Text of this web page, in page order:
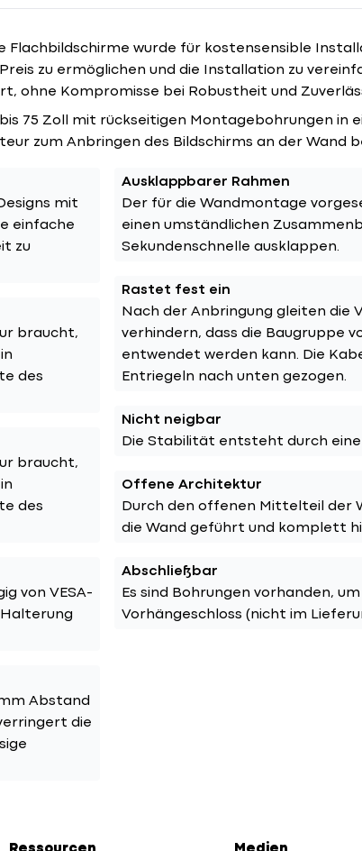
Flachbildschirme wurde für kostensensible
zu ermöglichen und die Installation zu
ohne Kompromisse bei Robustheit und
75 Zoll mit rückseitigen Montagebohrungen in
zum Anbringen des Bildschirms an der
mit
einfache
zu
braucht,
des
braucht,
des
von VESA-
Halterung
Abstand
die
Ausklappbarer Rahmen
Der für die Wandmontage
einen umständlichen
Sekundenschnelle ausklappen.
Rastet fest ein
Nach der Anbringung gleiten die
verhindern, dass die Baugruppe
entwendet werden kann. Die
Entriegeln nach unten gezogen.
Nicht neigbar
Die Stabilität entsteht durch
Offene Architektur
Durch den offenen Mittelteil der
die Wand geführt und komplett
Abschließbar
Es sind Bohrungen vorhanden,
Vorhängeschloss (nicht im